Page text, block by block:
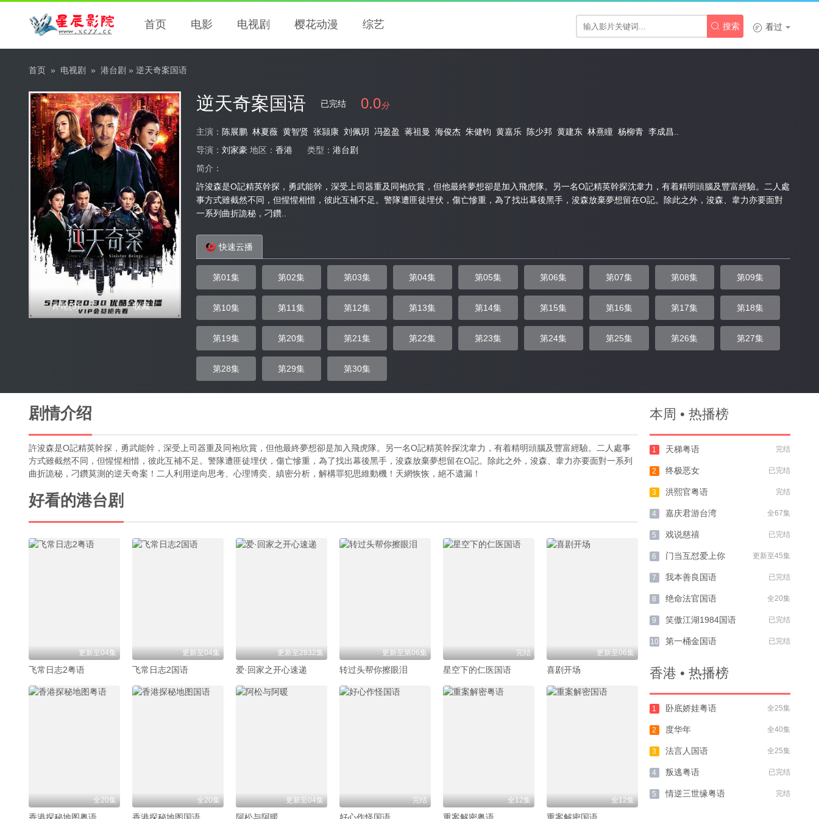
首页 电影 电视剧 樱花动漫 综艺  看过
 搜索
首页 » 电视剧 » 港台剧 » 逆天奇案国语
评论(9) 收藏
逆天奇案国语 已完结 0.0分
主演： 陈展鹏 林夏薇 黄智贤 张颕康 刘佩玥 冯盈盈 蒋祖曼 海俊杰 朱健钧 黄嘉乐 陈少邦 黄建东 林熹瞳 杨柳青 李成昌..
导演： 刘家豪 地区： 香港 类型： 港台剧
简介：
許浚森是O記精英幹探，勇武能幹，深受上司器重及同袍欣賞，但他最終夢想卻是加入飛虎隊。另一名O記精英幹探沈韋力，有着精明頭腦及豐富經驗。二人處
事方式雖截然不同，但惺惺相惜，彼此互補不足。警隊遭匪徒埋伏，傷亡慘重，為了找出幕後黑手，浚森放棄夢想留在O記。除此之外，浚森、韋力亦要面對
一系列曲折詭秘，刁鑽..
快速云播
第01集 第02集 第03集 第04集 第05集 第06集 第07集 第08集 第09集
第10集 第11集 第12集 第13集 第14集 第15集 第16集 第17集 第18集
第19集 第20集 第21集 第22集 第23集 第24集 第25集 第26集 第27集
第28集 第29集 第30集
剧情介绍
許浚森是O記精英幹探，勇武能幹，深受上司器重及同袍欣賞，但他最終夢想卻是加入飛虎隊。另一名O記精英幹探沈韋力，有着精明頭腦及豐富經驗。二人處事
方式雖截然不同，但惺惺相惜，彼此互補不足。警隊遭匪徒埋伏，傷亡慘重，為了找出幕後黑手，浚森放棄夢想留在O記。除此之外，浚森、韋力亦要面對一系列
曲折詭秘，刁鑽莫測的逆天奇案！二人利用逆向思考、心理博奕、縝密分析，解構罪犯思維動機！天網恢恢，絕不遺漏！
好看的港台剧
更新至04集
飞常日志2粤语
更新至04集
飞常日志2国语
更新至2832集
爱·回家之开心速递
更新至第06集
转过头帮你擦眼泪
完结
星空下的仁医国语
更新至06集
喜剧开场
全20集 全20集 更新至04集 完结 全12集 全12集
本周 • 热播榜
1 完结
天梯粤语
2 已完结
终极恶女
3 完结
洪熙官粤语
4 全67集
嘉庆君游台湾
5 已完结
戏说慈禧
6 更新至45集
门当互怼爱上你
7 已完结
我本善良国语
8 全20集
绝命法官国语
9 已完结
笑傲江湖1984国语
10 已完结
第一桶金国语
香港 • 热播榜
1 全25集
卧底娇娃粤语
2 全40集
度华年
3 全25集
法言人国语
4 已完结
叛逃粤语
5 完结
情逆三世缘粤语